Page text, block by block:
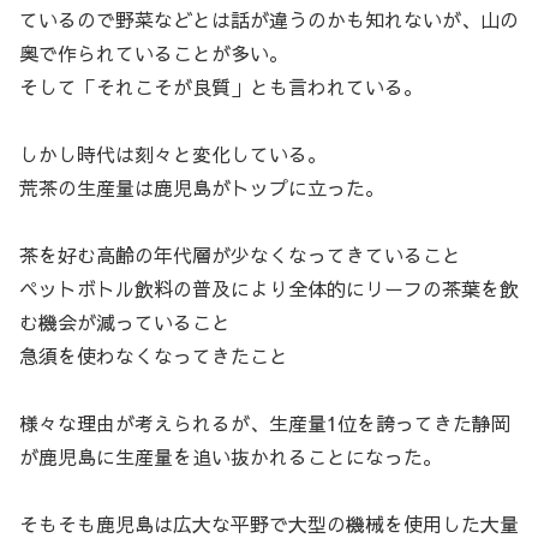
ているので野菜などとは話が違うのかも知れないが、山の
奥で作られていることが多い。
そして「それこそが良質」とも言われている。
しかし時代は刻々と変化している。
荒茶の生産量は鹿児島がトップに立った。
茶を好む高齢の年代層が少なくなってきていること
ペットボトル飲料の普及により全体的にリーフの茶葉を飲
む機会が減っていること
急須を使わなくなってきたこと
様々な理由が考えられるが、生産量1位を誇ってきた静岡
が鹿児島に生産量を追い抜かれることになった。
そもそも鹿児島は広大な平野で大型の機械を使用した大量